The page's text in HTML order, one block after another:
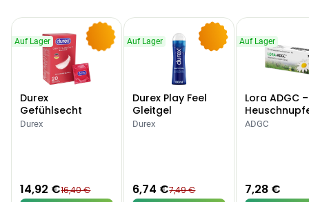
TestzentrumArzneimittel
&
Gesundheit
Hygiene &
Haushalt
Baby &
Familie
Sanitätshaus
Products
ARZNEIMITTEL & GESUNDHEIT
ARZNEIMITTEL & GESUNDHEIT
-9%
Auf Lager
Durex
Gefühlsecht
Classic Kondome
Durex
14,92 €16,40 €
-10%
Auf Lager
Durex Play Feel
Gleitgel
Durex
6,74 €7,49 €
Auf Lager
Lora ADGC
Allergien
ADGC
7,28 €